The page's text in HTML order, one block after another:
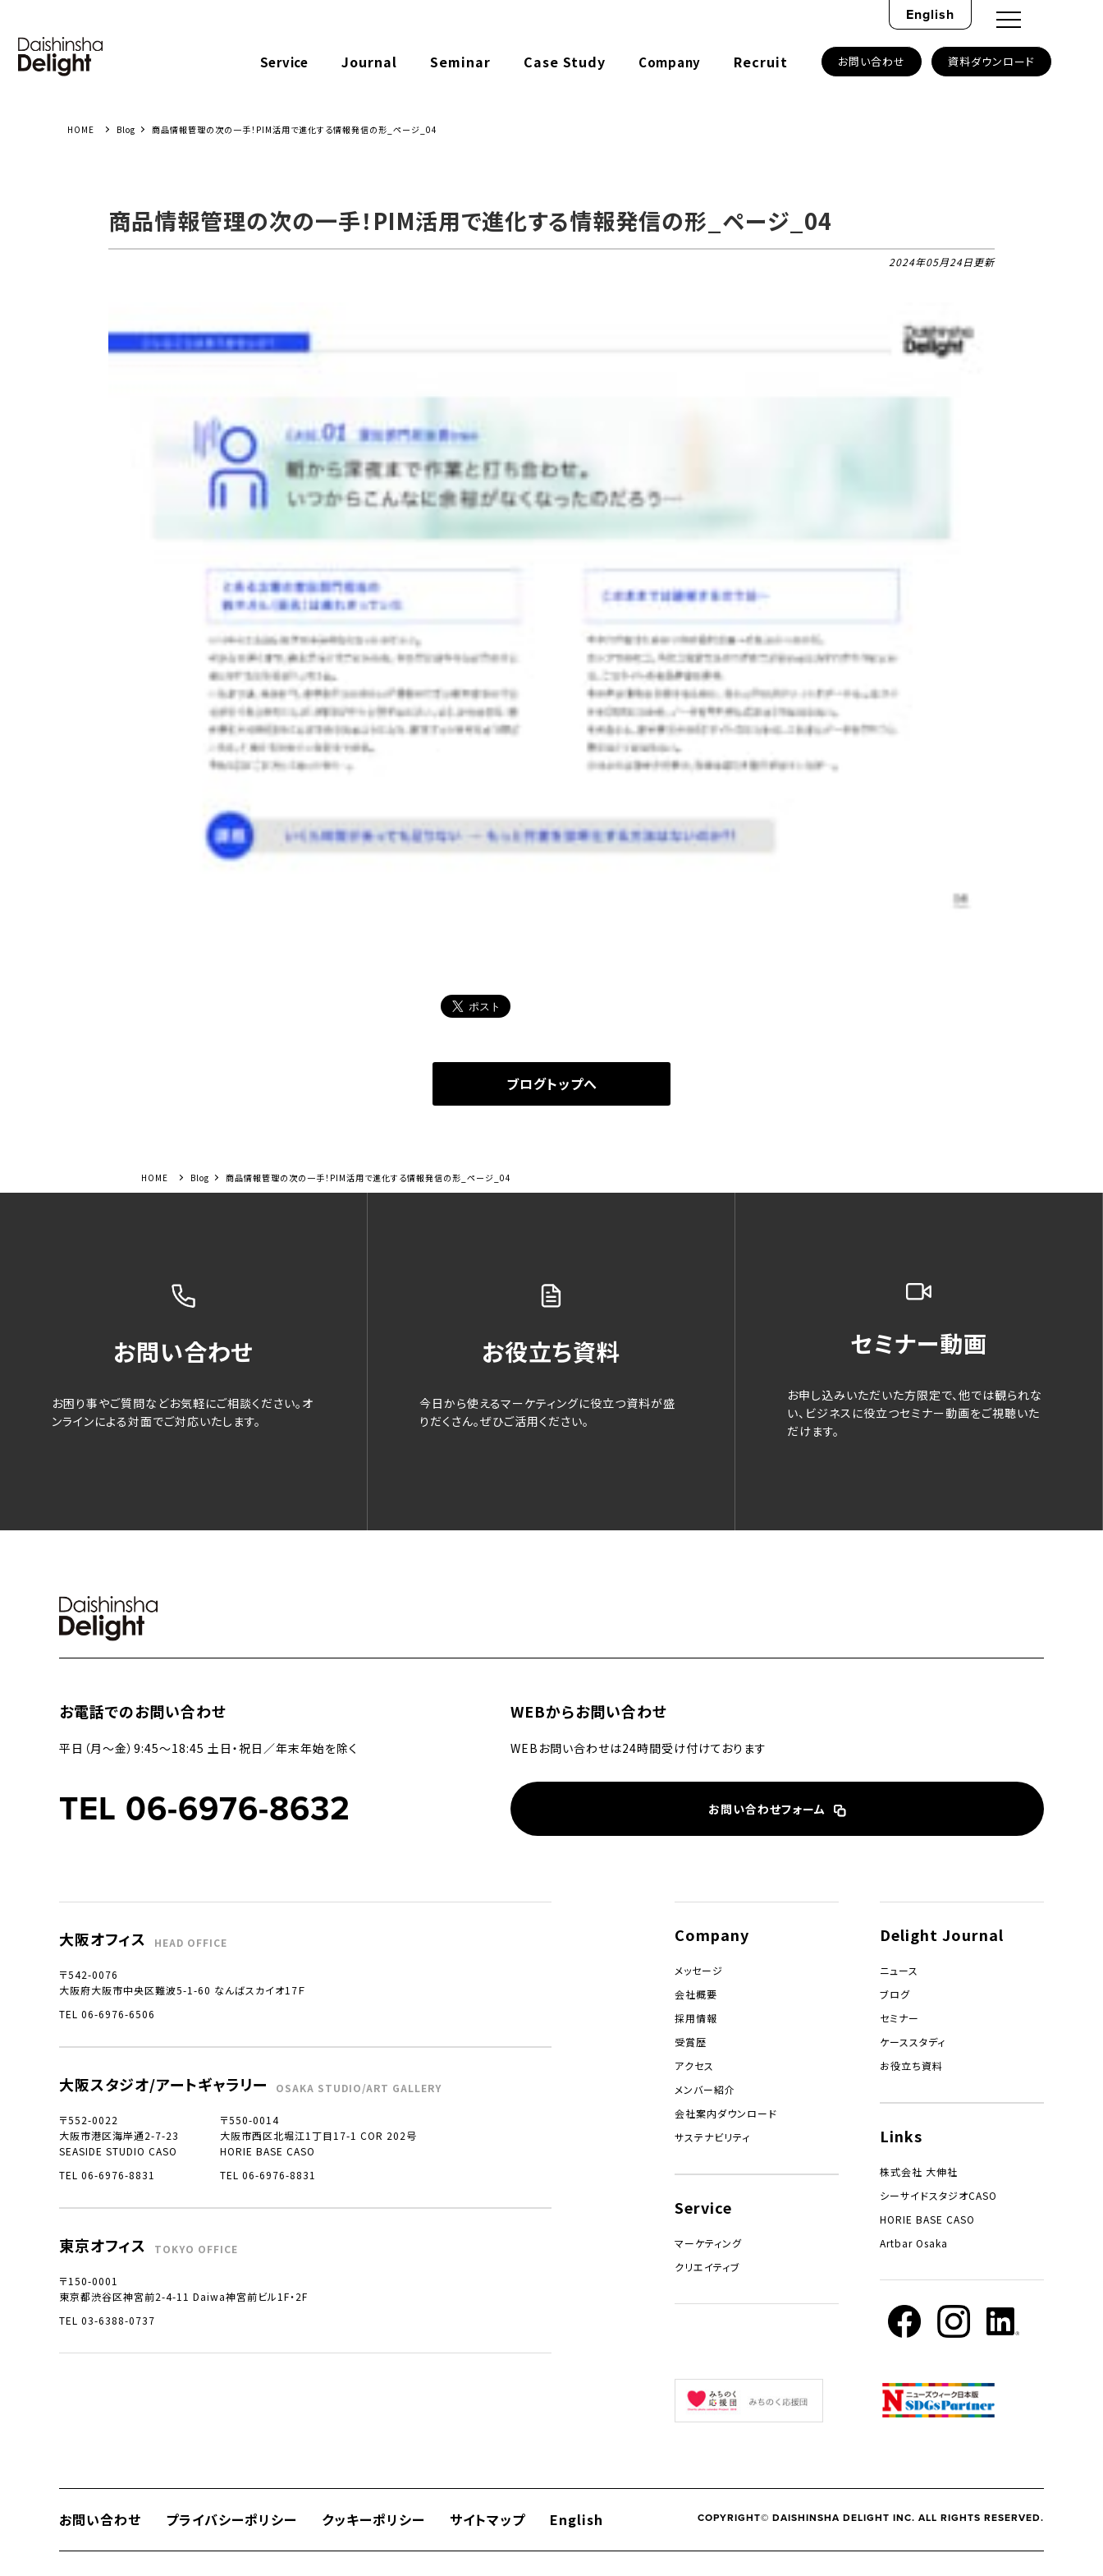
Service Journal Seminar Case Study Company Recruit お問い合わせ 資料ダウンロード
English
Blog 商品情報管理の次の一手！PIM活用で進化する情報発信の形_ページ_04
商品情報管理の次の一手！PIM活用で進化する情報発信の形_ページ_04
2024年05月24日更新
ブログトップへ
Blog 商品情報管理の次の一手！PIM活用で進化する情報発信の形_ページ_04
お問い合わせ
お困り事やご質問などお気軽にご相談ください。オ
ンラインによる対面でご対応いたします。
お役立ち資料
今日から使えるマーケティングに役立つ資料が盛
りだくさん。ぜひご活用ください。
セミナー動画
お申し込みいただいた方限定で、他では観られな
い、ビジネスに役立つセミナー動画をご視聴いた
だけます。
お電話でのお問い合わせ
平日（月〜金）9:45〜18:45 土日・祝日／年末年始を除く
TEL 06-6976-8632
WEBからお問い合わせ
WEBお問い合わせは24時間受け付けております
お問い合わせフォーム
大阪オフィス HEAD OFFICE
〒542-0076
大阪府大阪市中央区難波5-1-60 なんばスカイオ17Ｆ
TEL 06-6976-6506
大阪スタジオ/アートギャラリー OSAKA STUDIO/ART GALLERY
〒552-0022
大阪市港区海岸通2-7-23
SEASIDE STUDIO CASO
TEL 06-6976-8831
〒550-0014
大阪市西区北堀江1丁目17-1 COR 202号
HORIE BASE CASO
TEL 06-6976-8831
東京オフィス TOKYO OFFICE
〒150-0001
東京都渋谷区神宮前2-4-11 Daiwa神宮前ビル1F・2F
TEL 03-6388-0737
Company
メッセージ
会社概要
採用情報
受賞歴
アクセス
メンバー紹介
会社案内ダウンロード
サステナビリティ
Service
マーケティング
クリエイティブ
Delight Journal
ニュース
ブログ
セミナー
ケーススタディ
お役立ち資料
Links
株式会社 大伸社
シーサイドスタジオCASO
HORIE BASE CASO
Artbar Osaka
お問い合わせ プライバシーポリシー クッキーポリシー サイトマップ English COPYRIGHT© DAISHINSHA DELIGHT INC. ALL RIGHTS RESERVED.